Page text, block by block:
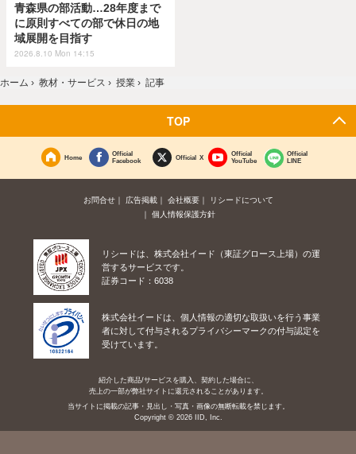
青森県の部活動…28年度まで
に原則すべての部で休日の地
域展開を目指す
2026.8.10 Mon 14:15
ホーム › 教材・サービス › 授業 › 記事
TOP
Home
Official
Facebook
Official X
Official
YouTube
Official
LINE
お問合せ 広告掲載 会社概要
リシードについて
個人情報保護方針
リシードは、株式会社イード（東証グロース上場）の運
営するサービスです。
証券コード：6038
株式会社イードは、個人情報の適切な取扱いを行う事業
者に対して付与されるプライバシーマークの付与認定を
受けています。
紹介した商品/サービスを購入、契約した場合に、
売上の一部が弊社サイトに還元されることがあります。
当サイトに掲載の記事・見出し・写真・画像の無断転載を禁じます。
Copyright © 2026 IID, Inc.